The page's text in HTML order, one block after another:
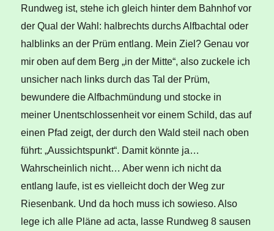
Rundweg ist, stehe ich gleich hinter dem Bahnhof vor
der Qual der Wahl: halbrechts durchs Alfbachtal oder
halblinks an der Prüm entlang. Mein Ziel? Genau vor
mir oben auf dem Berg „in der Mitte“, also zuckele ich
unsicher nach links durch das Tal der Prüm,
bewundere die Alfbachmündung und stocke in
meiner Unentschlossenheit vor einem Schild, das auf
einen Pfad zeigt, der durch den Wald steil nach oben
führt: „Aussichtspunkt“. Damit könnte ja…
Wahrscheinlich nicht… Aber wenn ich nicht da
entlang laufe, ist es vielleicht doch der Weg zur
Riesenbank. Und da hoch muss ich sowieso. Also
lege ich alle Pläne ad acta, lasse Rundweg 8 sausen